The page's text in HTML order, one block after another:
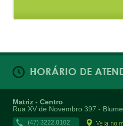
HORÁRIO DE
Matriz - Centro
Rua XV de Novembro 397 -
(47) 3222.0102